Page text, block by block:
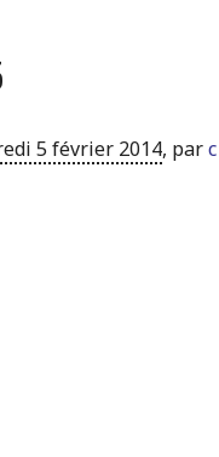
5 février 2014, par